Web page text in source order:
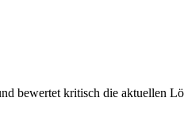
bewertet kritisch die aktuellen